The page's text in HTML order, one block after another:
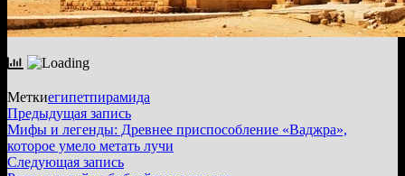
Меткиегипетпирамида
Навигация
по
записям
Предыдущая записьПредыдущая
запись:
Мифы и легенды: Древнее приспособление «Ваджра»,
которое умело метать лучи
Следующая записьСледующая